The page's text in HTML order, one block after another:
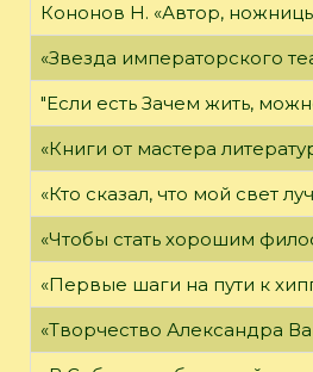
Кононов Н. «Автор,
«Звезда императорского
"Если есть Зачем жить,
«Книги от мастера
«Кто сказал, что мой свет
«Чтобы стать хорошим
«Первые шаги на пути к
«Творчество Александра